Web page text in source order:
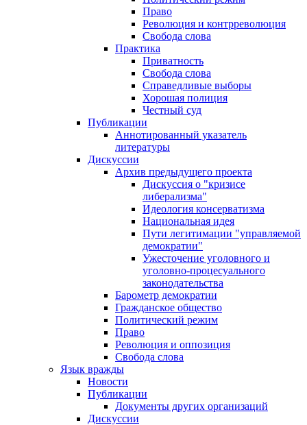
Право
Революция и контрреволюция
Свобода слова
Практика
Приватность
Свобода слова
Справедливые выборы
Хорошая полиция
Честный суд
Публикации
Аннотированный указатель
литературы
Дискуссии
Архив предыдущего проекта
Дискуссия о "кризисе
либерализма"
Идеология консерватизма
Национальная идея
Пути легитимации "управляемой
демократии"
Ужесточение уголовного и
уголовно-процесуального
законодательства
Барометр демократии
Гражданское общество
Политический режим
Право
Революция и оппозиция
Свобода слова
Язык вражды
Новости
Публикации
Документы других организаций
Дискуссии